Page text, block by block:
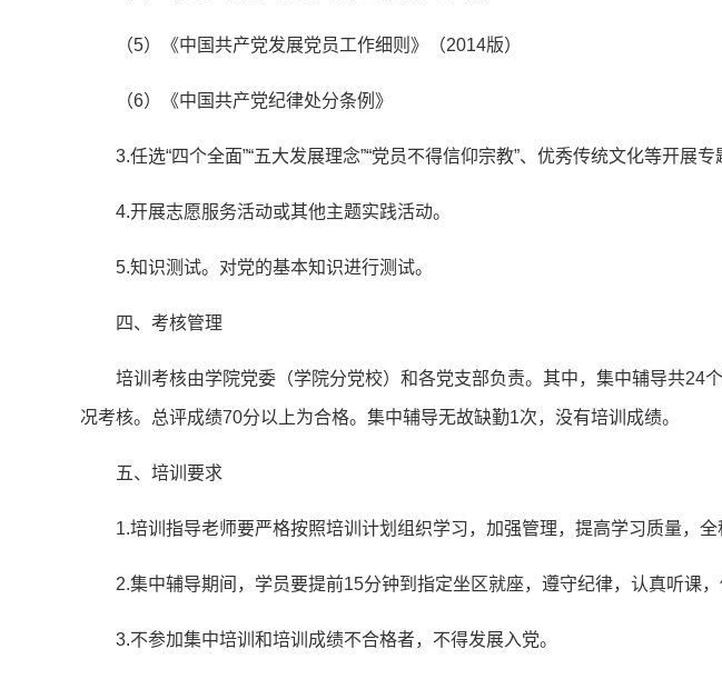
（5）《中国共产党发展党员工作细则》（2014版）
（6）《中国共产党纪律处分条例》
3.任选“四个全面”“五大发展理念”“党员不得信仰宗教”、优秀传统文化等开展
4.开展志愿服务活动或其他主题实践活动。
5.知识测试。对党的基本知识进行测试。
四、考核管理
培训考核由学院党委（学院分党校）和各党支部负责。其中，集中辅导共
况考核。总评成绩70分以上为合格。集中辅导无故缺勤1次，没有培训成绩。
五、培训要求
1.培训指导老师要严格按照培训计划组织学习，加强管理，提高学习质量，
2.集中辅导期间，学员要提前15分钟到指定坐区就座，遵守纪律，认真听课，
3.不参加集中培训和培训成绩不合格者，不得发展入党。